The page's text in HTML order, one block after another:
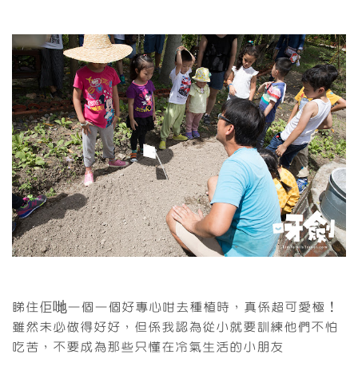
睇住佢哋一個一個好專心咁去種植時，真係超可愛極！
雖然未必做得好好，但係我認為從小就要訓練他們不怕
吃苦，不要成為那些只懂在冷氣生活的小朋友